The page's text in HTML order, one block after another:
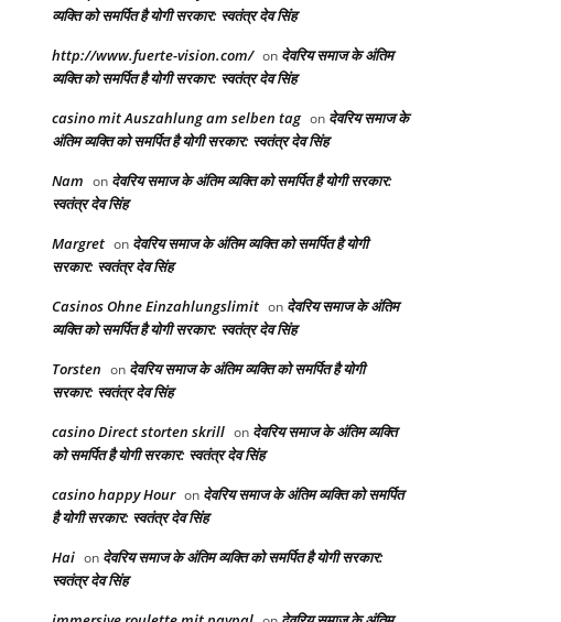
व्यक्ति को समर्पित है योगी सरकार: स्वतंत्र देव सिंह
http://www.fuerte-vision.com/ on देवरिय समाज के अंतिम
व्यक्ति को समर्पित है योगी सरकार: स्वतंत्र देव सिंह
casino mit Auszahlung am selben tag on देवरिय समाज के
अंतिम व्यक्ति को समर्पित है योगी सरकार: स्वतंत्र देव सिंह
Nam on देवरिय समाज के अंतिम व्यक्ति को समर्पित है योगी सरकार:
स्वतंत्र देव सिंह
Margret on देवरिय समाज के अंतिम व्यक्ति को समर्पित है योगी
सरकार: स्वतंत्र देव सिंह
Casinos Ohne Einzahlungslimit on देवरिय समाज के अंतिम
व्यक्ति को समर्पित है योगी सरकार: स्वतंत्र देव सिंह
Torsten on देवरिय समाज के अंतिम व्यक्ति को समर्पित है योगी
सरकार: स्वतंत्र देव सिंह
casino Direct storten skrill on देवरिय समाज के अंतिम व्यक्ति
को समर्पित है योगी सरकार: स्वतंत्र देव सिंह
casino happy Hour on देवरिय समाज के अंतिम व्यक्ति को समर्पित
है योगी सरकार: स्वतंत्र देव सिंह
Hai on देवरिय समाज के अंतिम व्यक्ति को समर्पित है योगी सरकार:
स्वतंत्र देव सिंह